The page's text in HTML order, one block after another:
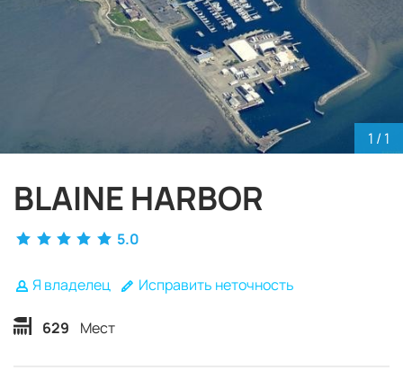
1 / 1
BLAINE HARBOR
5.0
Я владелец Исправить неточность
629 Мест
11 12 13 14 15
18 19 20 21 22
27 28 29
30
4